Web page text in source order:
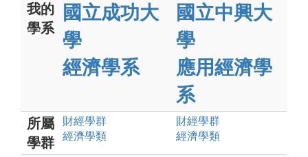
我的
學系
國立成功大
學
經濟學系
國立中興大
學
應用經濟學
系
所屬
學群
財經學群
經濟學類
財經學群
經濟學類